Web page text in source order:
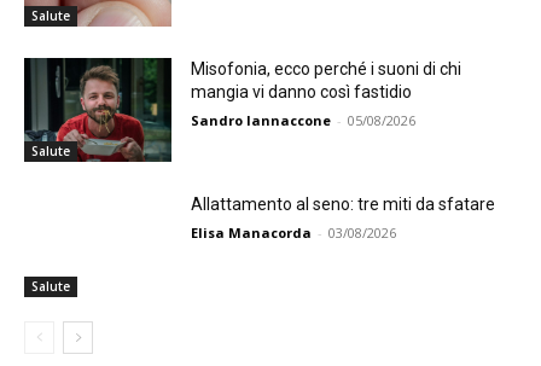
Salute
Salute
Misofonia, ecco perché i suoni di chi
mangia vi danno così fastidio
Sandro Iannaccone - 05/08/2026
Salute
Allattamento al seno: tre miti da sfatare
Elisa Manacorda - 03/08/2026